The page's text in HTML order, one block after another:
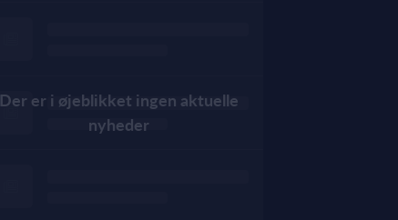
Der er i øjeblikket ingen aktuelle
nyheder